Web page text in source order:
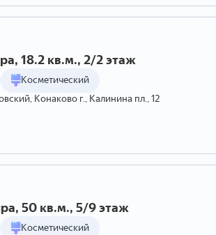
18.2 кв.м., 2/2 этаж
Косметический
Конаково г., Калинина пл., 12
50 кв.м., 5/9 этаж
Косметический